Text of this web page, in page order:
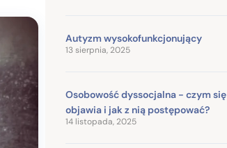
Autyzm wysokofunkcjonujący
13 sierpnia, 2025
Osobowość dyssocjalna - czym się
objawia i jak z nią postępować?
14 listopada, 2025